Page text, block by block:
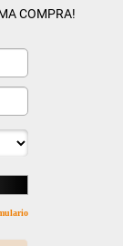
COMPRA!